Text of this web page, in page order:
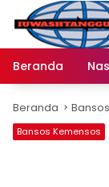
Langsung
konten
Beranda
Beranda
Bansos Kemensos